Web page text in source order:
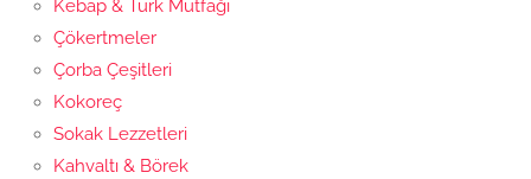
Kebap & Türk Mutfağı
Çökertmeler
Çorba Çeşitleri
Kokoreç
Sokak Lezzetleri
Kahvaltı & Börek